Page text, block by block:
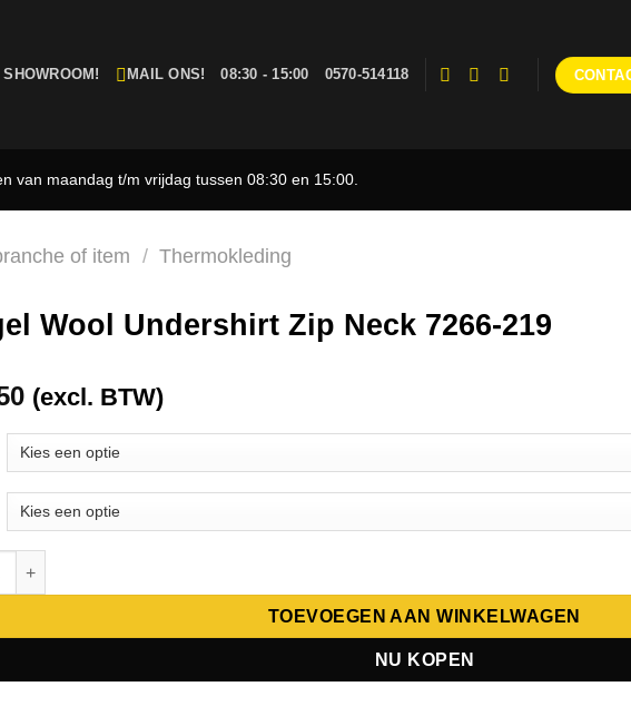
MAIL ONS! 08:30 - 15:00 0570-514118
van maandag t/m vrijdag tussen 08:30 en 15:00.
of item / Thermokleding
Wool Undershirt Zip Neck 7266-219
(excl. BTW)
Undershirt Zip Neck 7266-219 aantal
TOEVOEGEN AAN WINKELWAGEN
NU KOPEN